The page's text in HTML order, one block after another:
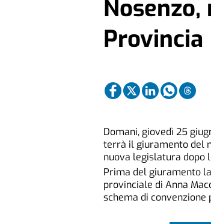
Provincia
Domani, giovedì 25
terrà il giuramento del
nuova legislatura dopo
Prima del giuramento
provinciale di Anna
schema di convenzione